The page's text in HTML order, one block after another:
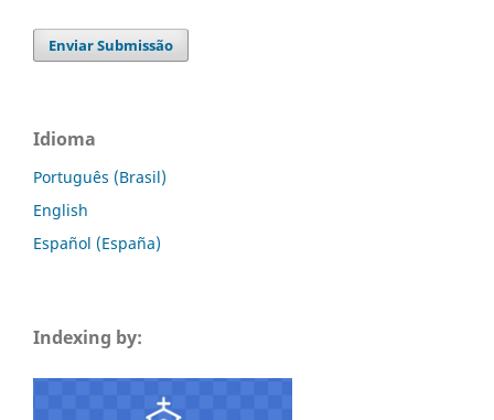
Enviar Submissão
Idioma
Português (Brasil)
English
Español (España)
Indexing by: